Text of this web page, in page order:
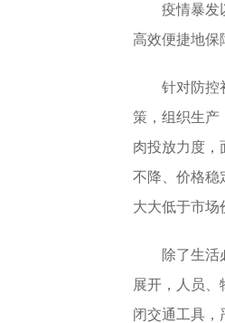
疫情暴发以
高效便捷地保
针对防控初
策，组织生产
肉投放力度
不降、价格稳
大大低于市场
除了生活必
展开，人员
闭交通工具，